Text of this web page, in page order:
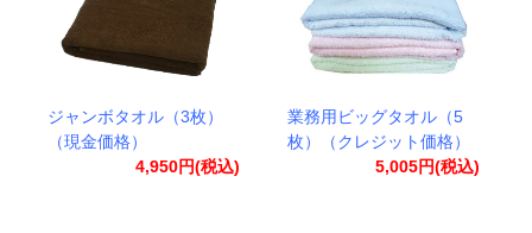
ジャンボタオル（3枚）
（現金価格）
4,950円(税込)
業務用ビッグタオル（5
枚）（クレジット価格）
5,005円(税込)